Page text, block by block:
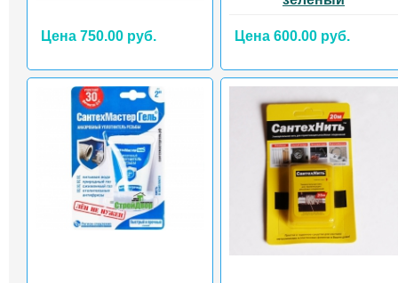
Цена 750.00 руб. Цена 600.00 руб.